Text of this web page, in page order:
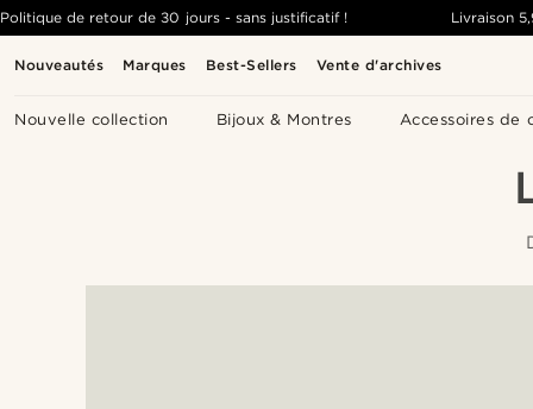
Nouveautés Marques Best-Sellers Vente d'archives
Nouvelle collection Bijoux & Montres Accessoires de
Politique de retour de 30 jours - sans justificatif ! Livraison